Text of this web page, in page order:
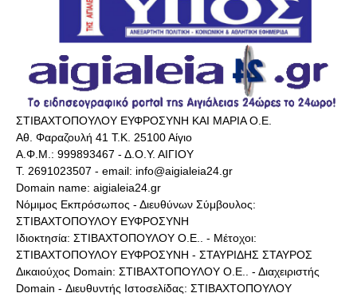
ΣΤΙΒΑΧΤΟΠΟΥΛΟΥ ΕΥΦΡΟΣΥΝΗ ΚΑΙ ΜΑΡΙΑ Ο.Ε.
Αθ. Φαραζουλή 41 Τ.Κ. 25100 Αίγιο
Α.Φ.Μ.: 999893467 - Δ.Ο.Υ. ΑΙΓΙΟΥ
Τ. 2691023507 - email: info@aigialeia24.gr
Domain name: aigialeia24.gr
Νόμιμος Εκπρόσωπος - Διευθύνων Σύμβουλος:
ΣΤΙΒΑΧΤΟΠΟΥΛΟΥ ΕΥΦΡΟΣΥΝΗ
Ιδιοκτησία: ΣΤΙΒΑΧΤΟΠΟΥΛΟΥ Ο.Ε.. - Μέτοχοι:
ΣΤΙΒΑΧΤΟΠΟΥΛΟΥ ΕΥΦΡΟΣΥΝΗ - ΣΤΑΥΡΙΔΗΣ ΣΤΑΥΡΟΣ
Δικαιούχος Domain: ΣΤΙΒΑΧΤΟΠΟΥΛΟΥ Ο.Ε.. - Διαχειριστής
Domain - Διευθυντής Ιστοσελίδας: ΣΤΙΒΑΧΤΟΠΟΥΛΟΥ